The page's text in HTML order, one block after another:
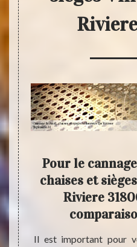
Pour le
chaises et
Riviere
Il est important pour